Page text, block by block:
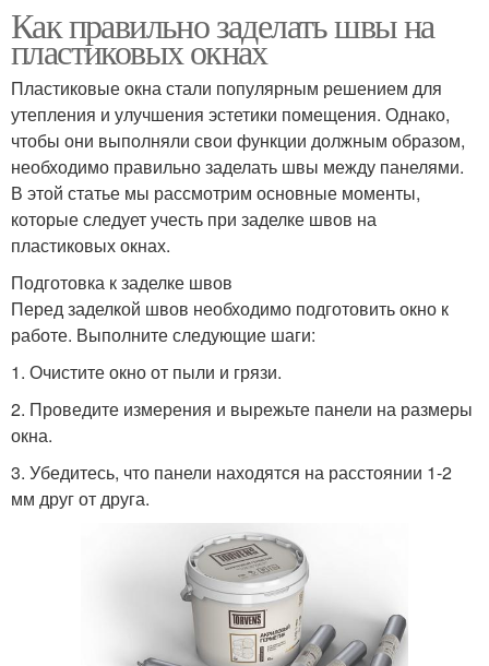
Как правильно заделать швы на
пластиковых окнах
Пластиковые окна стали популярным решением для
утепления и улучшения эстетики помещения. Однако,
чтобы они выполняли свои функции должным образом,
необходимо правильно заделать швы между панелями.
В этой статье мы рассмотрим основные моменты,
которые следует учесть при заделке швов на
пластиковых окнах.
Подготовка к заделке швов
Перед заделкой швов необходимо подготовить окно к
работе. Выполните следующие шаги:
1. Очистите окно от пыли и грязи.
2. Проведите измерения и вырежьте панели на размеры
окна.
3. Убедитесь, что панели находятся на расстоянии 1-2
мм друг от друга.